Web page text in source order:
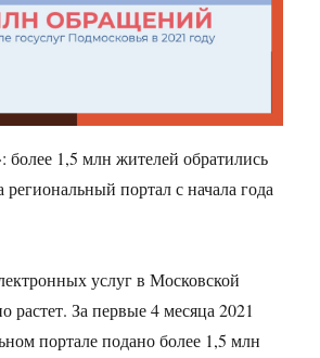
1,5 млн жителей обратились
региональный портал с начала года
услуг в Московской
растет. За первые 4 месяца 2021
портале подано более 1,5 млн